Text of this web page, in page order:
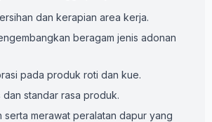
dan kerapian area kerja.
beragam jenis adonan
pada produk roti dan kue.
dan standar rasa produk.
serta merawat peralatan dapur yang